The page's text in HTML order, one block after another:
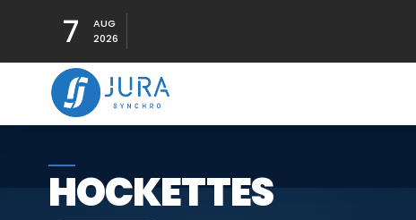
7
AUG
2026
HOCKETTES